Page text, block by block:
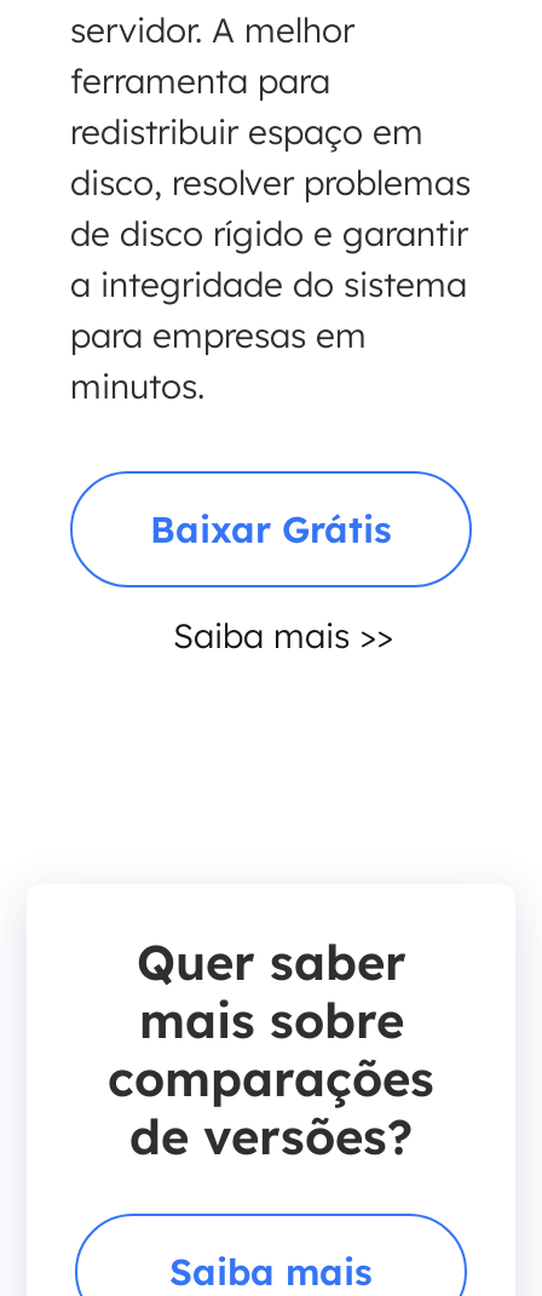
servidor. A melhor
ferramenta para
redistribuir espaço em
disco, resolver problemas
de disco rígido e garantir
a integridade do sistema
para empresas em
minutos.
Baixar Grátis
Saiba mais >>
Quer saber
mais sobre
comparações
de versões?
Saiba mais